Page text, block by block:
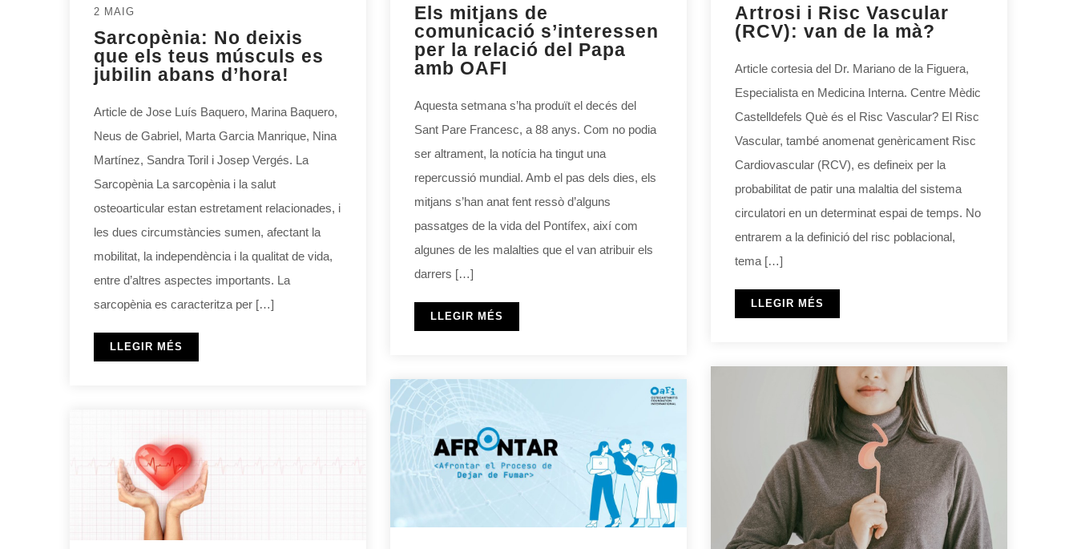
2 MAIG
Sarcopènia: No deixis
que els teus músculs es
jubilin abans d’hora!
Article de Jose Luís Baquero, Marina Baquero,
Neus de Gabriel, Marta Garcia Manrique, Nina
Martínez, Sandra Toril i Josep Vergés. La
Sarcopènia La sarcopènia i la salut
osteoarticular estan estretament relacionades, i
les dues circumstàncies sumen, afectant la
mobilitat, la independència i la qualitat de vida,
entre d’altres aspectes importants. La
sarcopènia es caracteritza per […]
LLEGIR MÉS
Els mitjans de
comunicació s’interessen
per la relació del Papa
amb OAFI
Aquesta setmana s’ha produït el decés del
Sant Pare Francesc, a 88 anys. Com no podia
ser altrament, la notícia ha tingut una
repercussió mundial. Amb el pas dels dies, els
mitjans s’han anat fent ressò d’alguns
passatges de la vida del Pontífex, així com
algunes de les malalties que el van atribuir els
darrers […]
LLEGIR MÉS
Artrosi i Risc Vascular
(RCV): van de la mà?
Article cortesia del Dr. Mariano de la Figuera,
Especialista en Medicina Interna. Centre Mèdic
Castelldefels Què és el Risc Vascular? El Risc
Vascular, també anomenat genèricament Risc
Cardiovascular (RCV), es defineix per la
probabilitat de patir una malaltia del sistema
circulatori en un determinat espai de temps. No
entrarem a la definició del risc poblacional,
tema […]
LLEGIR MÉS